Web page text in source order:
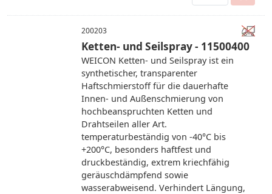
200203
Ketten- und Seilspray - 11500400
WEICON Ketten- und Seilspray ist ein
synthetischer, transparenter
Haftschmierstoff für die dauerhafte
Innen- und Außenschmierung von
hochbeanspruchten Ketten und
Drahtseilen aller Art.
temperaturbeständig von -40°C bis
+200°C, besonders haftfest und
druckbeständig, extrem kriechfähig
geräuschdämpfend sowie
wasserabweisend. Verhindert Längung,